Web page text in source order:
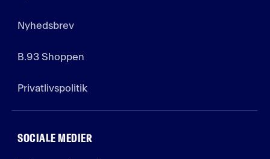
Nyhedsbrev
B.93 Shoppen
Privatlivspolitik
SOCIALE MEDIER